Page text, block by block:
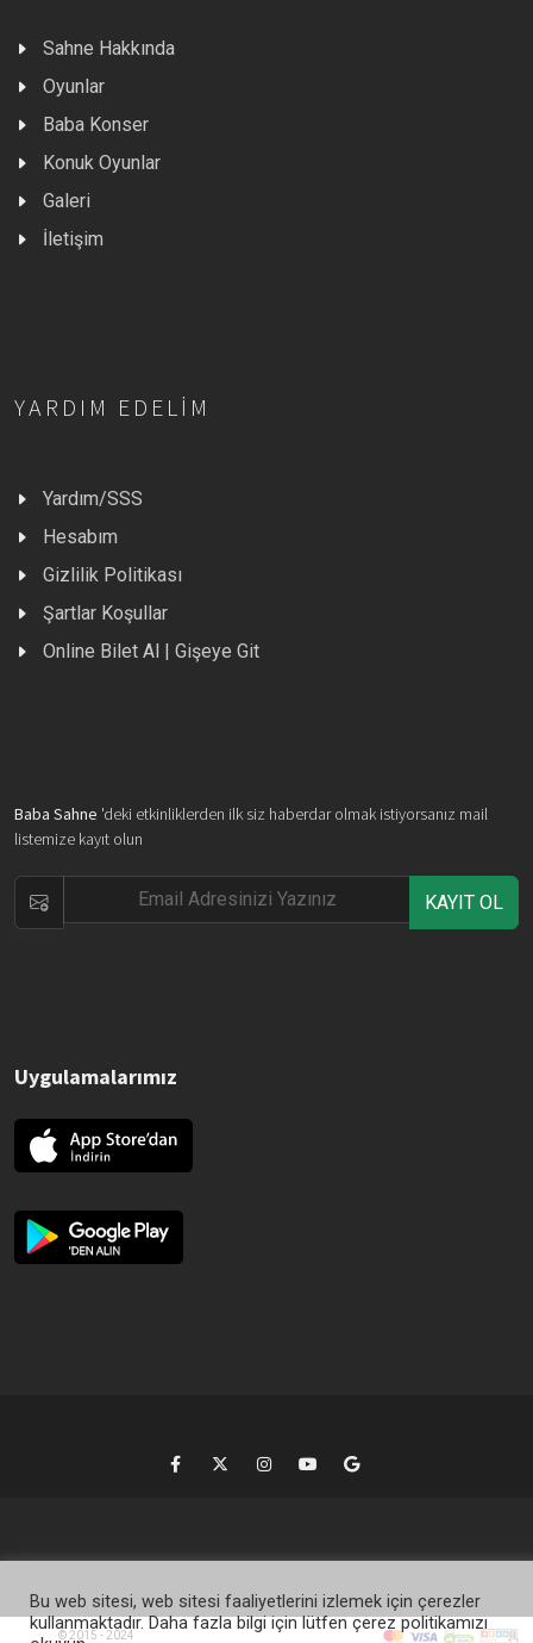
Sahne Hakkında
Oyunlar
Baba Konser
Konuk Oyunlar
Galeri
İletişim
YARDIM EDELIM
Yardım/SSS
Hesabım
Gizlilik Politikası
Şartlar Koşullar
Online Bilet Al | Gişeye Git
Baba Sahne 'deki etkinliklerden ilk siz haberdar olmak istiyorsanız mail
listemize kayıt olun
KAYIT OL
Uygulamalarımız
© 2015 - 2024
Bu web sitesi, web sitesi faaliyetlerini izlemek için çerezler
kullanmaktadır. Daha fazla bilgi için lütfen çerez politikamızı